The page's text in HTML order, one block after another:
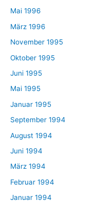
Mai 1996
März 1996
November 1995
Oktober 1995
Juni 1995
Mai 1995
Januar 1995
September 1994
August 1994
Juni 1994
März 1994
Februar 1994
Januar 1994